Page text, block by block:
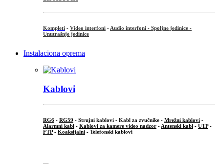
Kompleti - Video interfoni - Audio interfoni - Spoljne jedinice -
Unutrašnje jedinice
Instalaciona oprema
Kablovi
RG6 - RG59 - Strujni kablovi - Kabl za zvučnike - Mrežni kablovi -
Alarmni kabl - Kablovi za kamere video nadzor - Antenski kabl - UTP-
FTP- Koaksijalni - Telefonski kablovi